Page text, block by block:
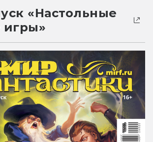
«Настольные
игры»